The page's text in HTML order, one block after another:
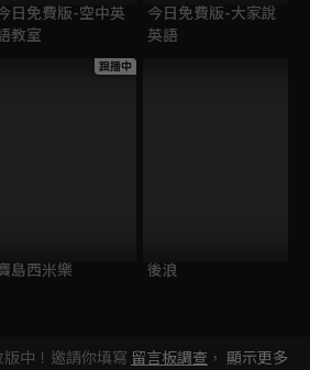
日免費版-空中英
教室
今日免費版-大家說
英語
跟播中
島西米樂 後浪
中！邀請你填寫 留言板調查 ， 顯示更多